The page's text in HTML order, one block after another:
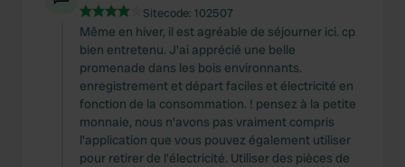
Sitecode: 102507
Même en hiver, il est agréable de séjourner ici. cp
bien entretenu. J'ai apprécié une belle
promenade dans les bois environnants.
enregistrement et départ faciles et électricité en
fonction de la consommation. ! pensez à la petite
monnaie, nous n'avons pas vraiment compris
l'application que vous pouvez également utiliser
pour retirer de l'électricité. Utiliser des pièces de